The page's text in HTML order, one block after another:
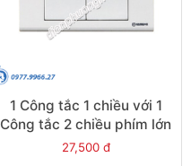
1 Công tắc 1 chiều với 1
Công tắc 2 chiều phím lớn
- Model
27,500 đ